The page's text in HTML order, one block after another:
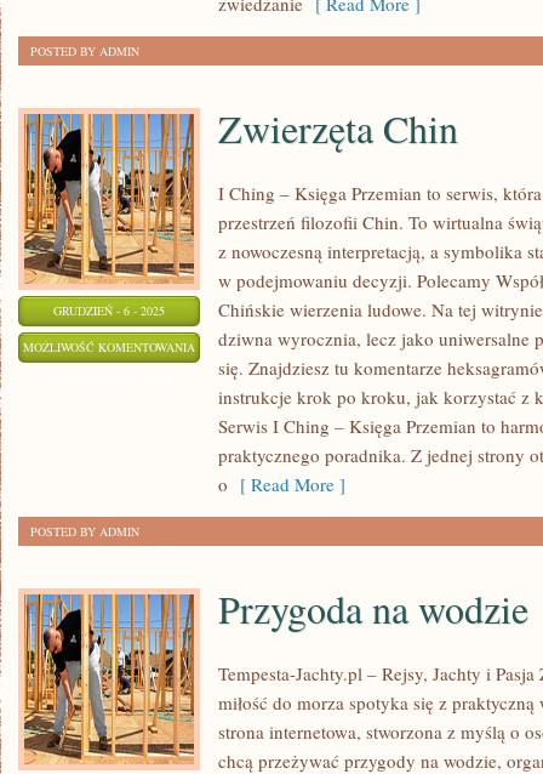
POSTED BY ADMIN
GRUDZIEŃ - 6 - 2025
MOŻLIWOŚĆ KOMENTOWANIA ZWIERZĘTA
CHIN
Zwierzęta Chin
I Ching – Księga Przemian to serwis,
przestrzeń filozofii Chin. To wirtualna
z nowoczesną interpretacją, a symbolika
w podejmowaniu decyzji. Polecamy
Chińskie wierzenia ludowe. Na tej
dziwna wyrocznia, lecz jako uniwersalne
się. Znajdziesz tu komentarze
instrukcje krok po kroku, jak korzystać z
Serwis I Ching – Księga Przemian to
praktycznego poradnika. Z jednej strony
o [ Read More ]
POSTED BY ADMIN
Przygoda na wodzie
Tempesta-Jachty.pl – Rejsy, Jachty i
miłość do morza spotyka się z
strona internetowa, stworzona z myślą o
chcą przeżywać przygody na wodzie,